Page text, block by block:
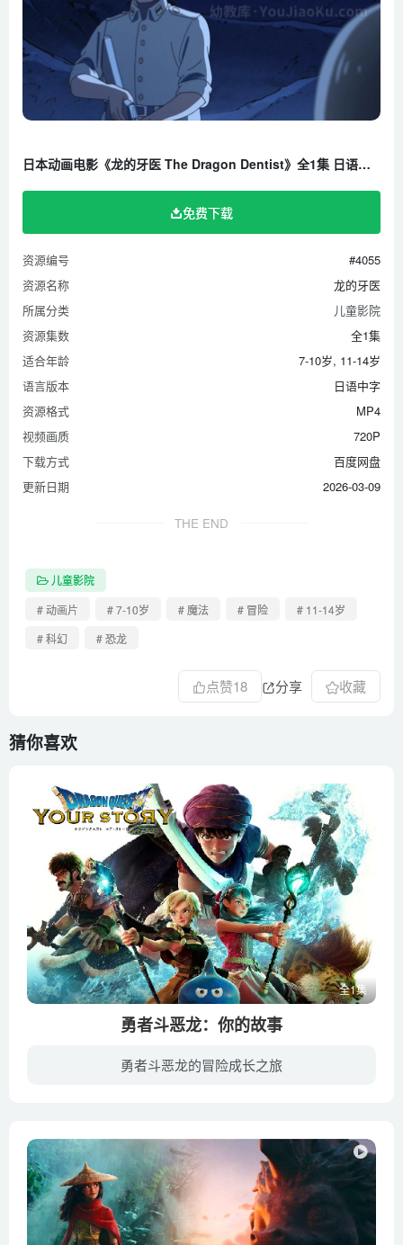
日本动画电影《龙的牙医 The Dragon Dentist》全1集 日语中字 720P/MP4/1.95G 百度云网盘下载
免费下载
资源编号
#4055
资源名称
龙的牙医
所属分类
儿童影院
资源集数
全1集
适合年龄
7-10岁, 11-14岁
语言版本
日语中字
资源格式
MP4
视频画质
720P
下载方式
百度网盘
更新日期
2026-03-09
THE END
儿童影院
# 动画片
# 7-10岁 # 魔法 # 冒险
# 11-14岁
# 科幻
# 恐龙
点赞18 分享 收藏
猜你喜欢
全1集
勇者斗恶龙：你的故事
勇者斗恶龙的冒险成长之旅